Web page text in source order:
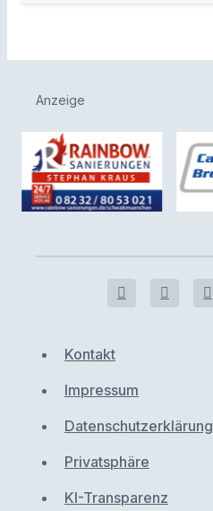
Anzeige
Kontakt
Impressum
Datenschutzerklärung
Privatsphäre
KI-Transparenz